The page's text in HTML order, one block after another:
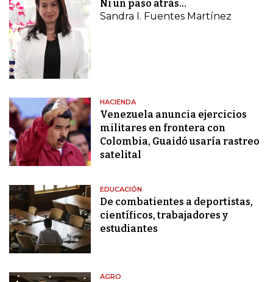
Ni un paso atrás…
Sandra I. Fuentes Martínez
HACIENDA
Venezuela anuncia ejercicios
militares en frontera con
Colombia, Guaidó usaría rastreo
satelital
EDUCACIÓN
De combatientes a deportistas,
científicos, trabajadores y
estudiantes
AGRO